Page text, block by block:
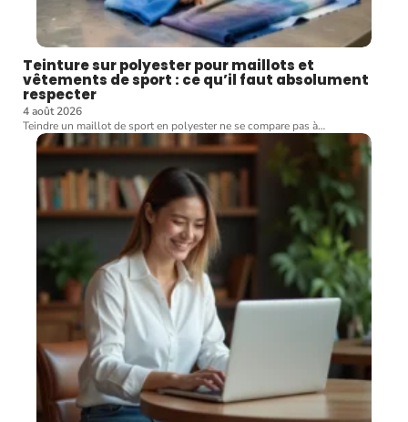
Teinture sur polyester pour maillots et
vêtements de sport : ce qu’il faut absolument
respecter
4 août 2026
Teindre un maillot de sport en polyester ne se compare pas à…